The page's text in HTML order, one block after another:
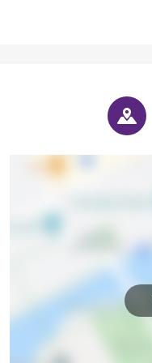
Vällingbyvägen 112
Vällingbyvägen 114
Vällingbyvägen 116